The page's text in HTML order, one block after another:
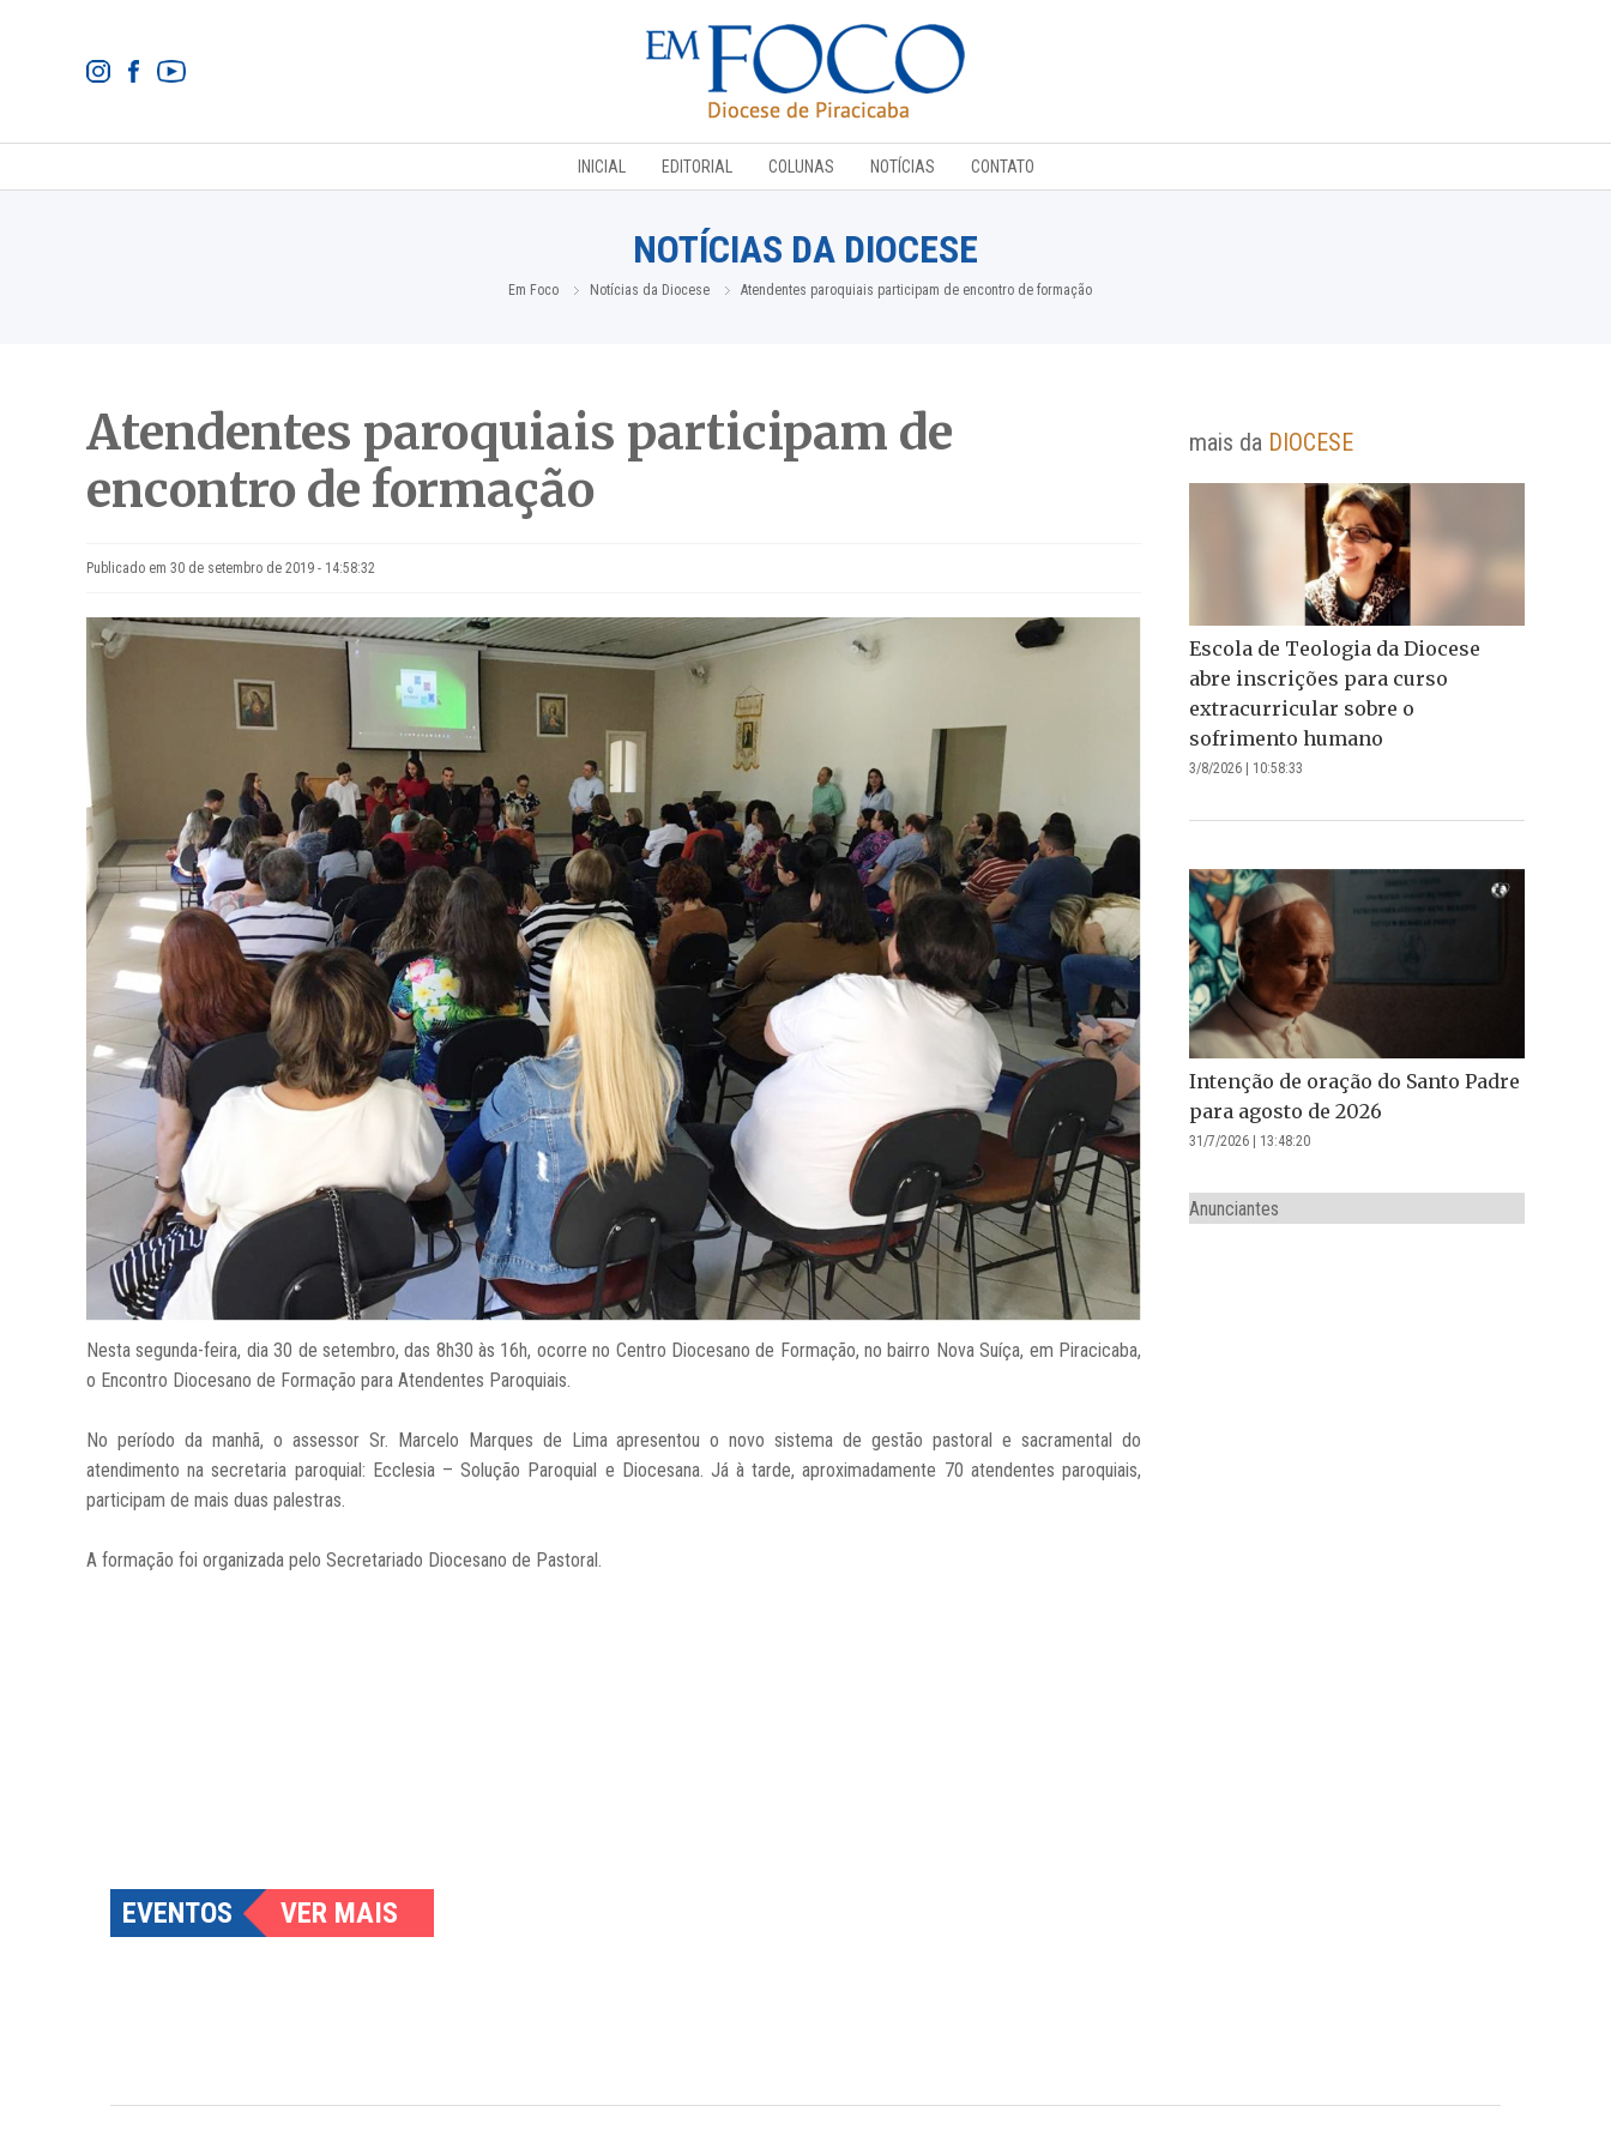
INICIAL EDITORIAL COLUNAS NOTÍCIAS CONTATO
NOTÍCIAS DA DIOCESE
Em Foco Notícias da Diocese Atendentes paroquiais participam de encontro de formação
Atendentes paroquiais participam de
encontro de formação
Publicado em 30 de setembro de 2019 - 14:58:32
Nesta segunda-feira, dia 30 de setembro, das 8h30 às 16h, ocorre no Centro Diocesano de Formação, no bairro Nova Suíça, em Piracicaba,
o Encontro Diocesano de Formação para Atendentes Paroquiais.
No período da manhã, o assessor Sr. Marcelo Marques de Lima apresentou o novo sistema de gestão pastoral e sacramental do
atendimento na secretaria paroquial: Ecclesia – Solução Paroquial e Diocesana. Já à tarde, aproximadamente 70 atendentes paroquiais,
participam de mais duas palestras.
A formação foi organizada pelo Secretariado Diocesano de Pastoral.
mais da DIOCESE
Escola de Teologia da Diocese
abre inscrições para curso
extracurricular sobre o
sofrimento humano
3/8/2026 | 10:58:33
Intenção de oração do Santo Padre
para agosto de 2026
31/7/2026 | 13:48:20
Anunciantes
EVENTOS VER MAIS